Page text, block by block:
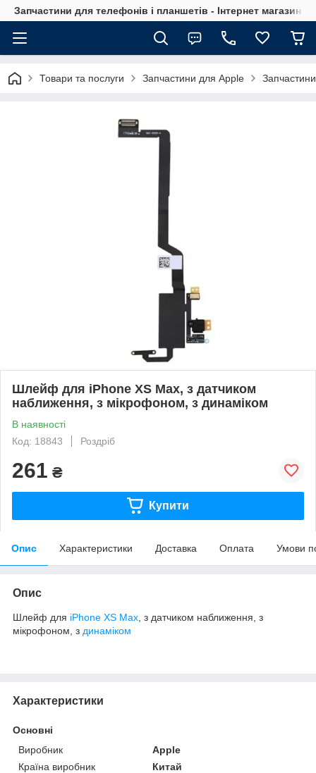
Запчастини для телефонів і планшетів - Інтернет магазин
Товари та послуги Запчастини для Apple
Шлейф для iPhone XS Max, з датчиком
наближення, з мікрофоном, з динаміком
В наявності
Код: 18843
Роздріб
261 ₴
Купити
Опис Характеристики Доставка Оплата Умови
Опис
Шлейф для iPhone XS Max , з датчиком наближення, з
мікрофоном, з динаміком
Характеристики
Основні
Виробник
Apple
Країна виробник
Китай